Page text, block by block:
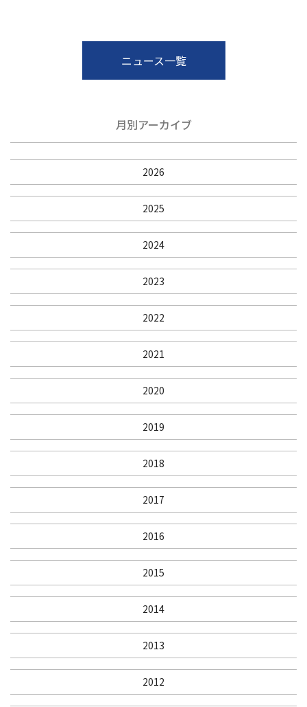
ニュース一覧
月別アーカイブ
2026
2025
2024
2023
2022
2021
2020
2019
2018
2017
2016
2015
2014
2013
2012